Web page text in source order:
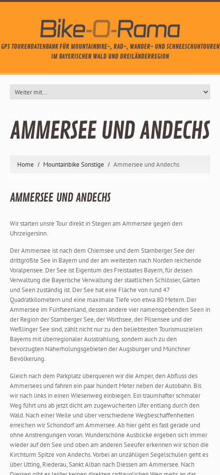
GPS TOURENDATENBANK FÜR MOUNTAINBIKE-, RAD-, WANDER- UND SCHNEESCHUHTOUREN
IM BAYERISCHEN WALD UND DREILÄNDERREGION
AMMERSEE UND ANDECHS
Home Mountainbike Sonstige Ammersee und Andechs
AMMERSEE UND ANDECHS
Wir starten unsre Tour direkt in Stegen am Ammersee gegen den
Uhrzeigersinn.
Der Ammersee ist nach dem Chiemsee und dem Starnberger See der
drittgrößte See in Bayern und der am weitesten nach Norden reichende
Voralpensee. Der See ist Eigentum des Freistaates Bayern, für dessen
Verwaltung die Bayerische Verwaltung der staatlichen Schlösser, Gärten
und Seen zuständig ist. Der See hat eine Fläche von rund 47
Quadratkilometern und eine maximale Tiefe von etwa 80 Metern. Der
Ammersee im Fünfseenland, dessen andere vier namensgebenden Seen in
der Region der Starnberger See, der Wörthsee, der Pilsensee und der
Weßlinger See sind, zählt nicht nur zu den beliebtesten Tourismuszielen
Bayerns mit überregionaler Ausstrahlung, sondern auch zu den
bevorzugten Naherholungsgebieten der Augsburger und Münchner
Bevölkerung.
Gleich nach dem Parkplatz überqueren wir die Amper, den Abfluss des
Ammersees und fahren ein paar hundert Meter neben der Autobahn. Bis
wir nach links in einen Wiesenweg einbiegen. Ein traumhafter schmaler
Weg führt uns ab jetzt dicht am zugewucherten Ufer entlang durch den
Wald. Nach einer Weile und über verschiedene Wegbeschaffenheiten
erreichen wir Schondorf am Ammersee. Ab hier geht es fast gerade und
ohne Anstrengungen voran. Wunderschöne Ausblicke ergeben sich immer
wieder auf den See und oben am anderen Seeufer erkennen wir schon die
Kirchturm Spitze von Andechs. Vorbei an unzähligen Segelschulen geht es
über Utting, Riederau, Sankt Alban nach Diessen am Ammersee. Nach